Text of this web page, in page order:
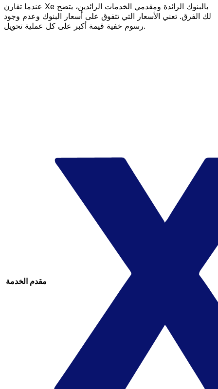
عندما تقارن Xe بالبنوك الرائدة ومقدمي الخدمات الرائدين، يتضح
لك الفرق. تعني الأسعار التي تتفوق على أسعار البنوك وعدم وجود
رسوم خفية قيمة أكبر على كل عملية تحويل.
مقدم الخدمة